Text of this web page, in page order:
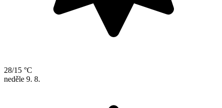
28/15 °C
neděle 9. 8.